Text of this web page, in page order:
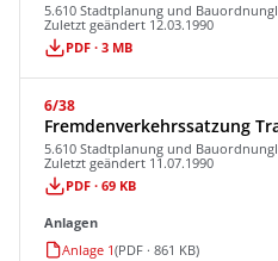
5.610 Stadtplanung und Bauordnung
Zuletzt geändert 12.03.1990
PDF · 3 MB
6/38
Fremdenverkehrssatzung
5.610 Stadtplanung und Bauordnung
Zuletzt geändert 11.07.1990
PDF · 69 KB
Anlagen
Anlage 1(PDF · 861 KB)